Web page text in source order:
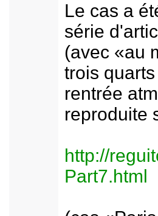
Le cas a
série
(avec «au
trois
rentrée
reproduite
http://
Part7.html